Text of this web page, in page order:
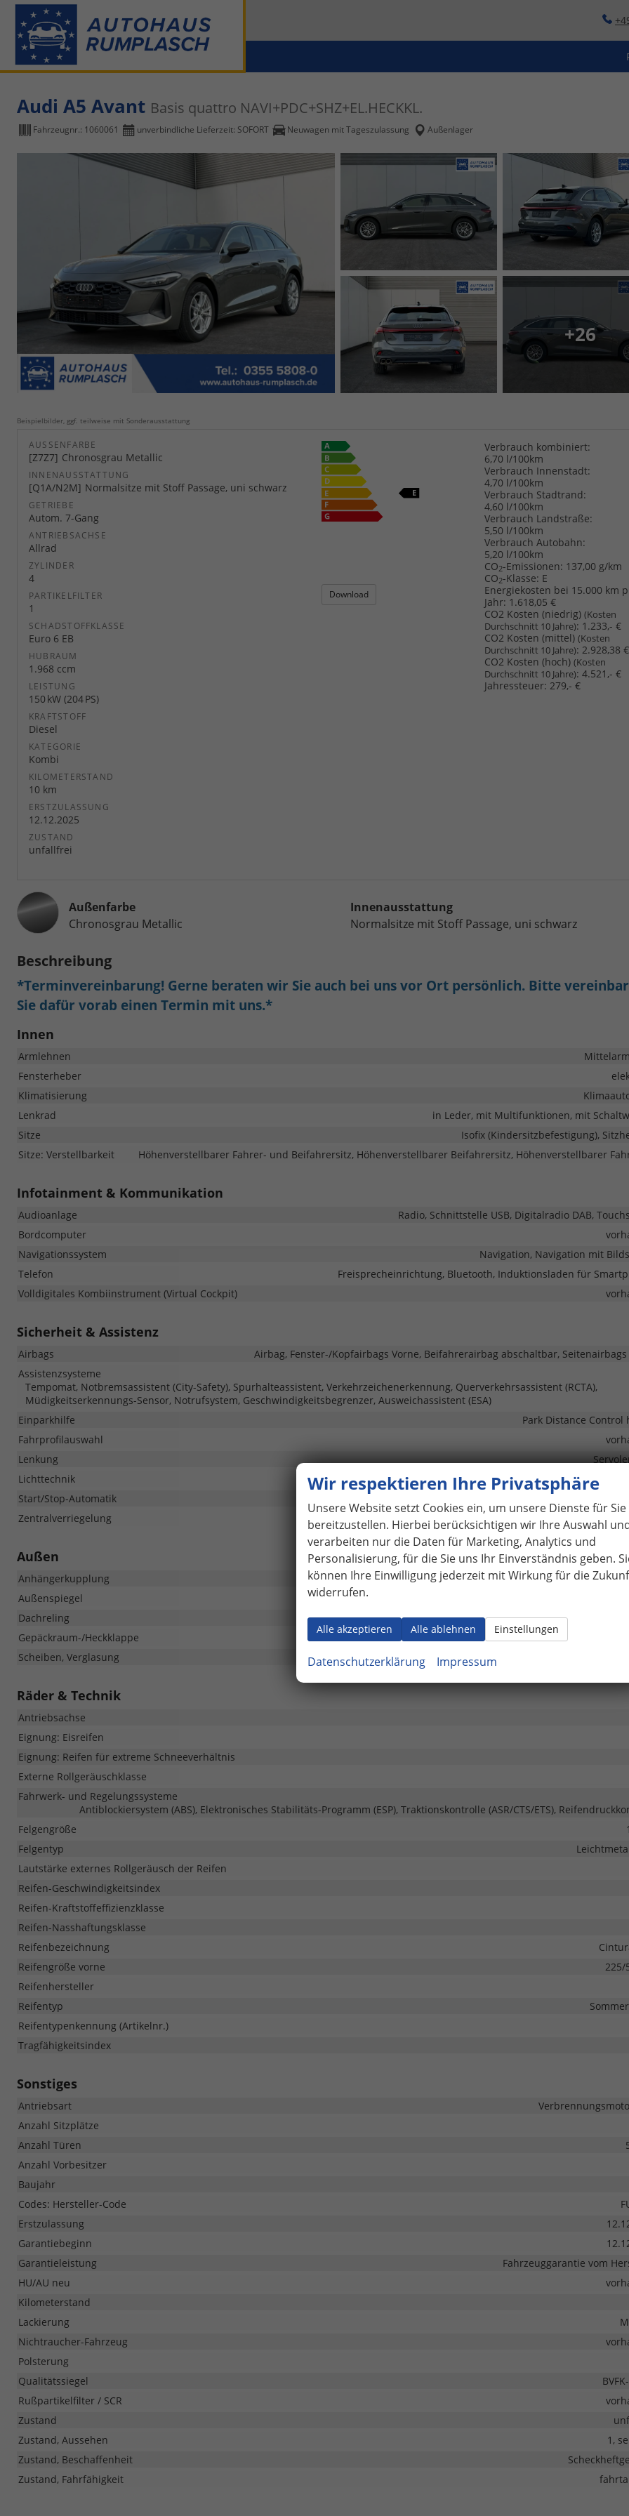
Audi A5 Avant Basis quattro NAVI+PDC+SHZ+EL.HECKKL.
Fahrzeugnr.: 1060061 unverbindliche Lieferzeit: SOFORT Neuwagen mit Tageszulassung Außenlager
+26
Beispielbilder, ggf. teilweise mit Sonderausstattung
AUSSENFARBE
Z7Z7 Chronosgrau Metallic
INNENAUSSTATTUNG
Q1A/N2M Normalsitze mit Stoff Passage, uni schwarz
GETRIEBE
Autom. 7-Gang
ANTRIEBSACHSE
Allrad
ZYLINDER
4
PARTIKELFILTER
1
SCHADSTOFFKLASSE
Euro 6 EB
HUBRAUM
1.968 ccm
LEISTUNG
150 kW (204 PS)
KRAFTSTOFF
Diesel
KATEGORIE
Kombi
KILOMETERSTAND
10 km
ERSTZULASSUNG
12.12.2025
ZUSTAND
unfallfrei
Verbrauch kombiniert:
6,70 l/100km
Verbrauch Innenstadt:
4,70 l/100km
Verbrauch Stadtrand:
4,60 l/100km
Verbrauch Landstraße:
5,50 l/100km
Verbrauch Autobahn:
5,20 l/100km
CO2-Emissionen: 137,00 g/km
CO2-Klasse: E
Download
Energiekosten bei 15.000 km
Jahr: 1.618,05 €
CO2 Kosten (niedrig) (Kosten
Durchschnitt 10 Jahre): 1.233,- €
CO2 Kosten (mittel) (Kosten
Durchschnitt 10 Jahre): 2.928,38 €
CO2 Kosten (hoch) (Kosten
Durchschnitt 10 Jahre): 4.521,- €
Jahressteuer: 279,- €
Außenfarbe
Chronosgrau Metallic
Innenausstattung
Normalsitze mit Stoff Passage, uni schwarz
Beschreibung
*Terminvereinbarung! Gerne beraten wir Sie auch bei uns vor Ort persönlich. Bitte
Sie dafür vorab einen Termin mit uns.*
Innen
Armlehnen
Fensterheber
Klimatisierung
Lenkrad
in Leder, mit Multifunktionen, mit
Sitze
Isofix (Kindersitzbefestigung),
Sitze: Verstellbarkeit
Höhenverstellbarer Fahrer- und Beifahrersitz, Höhenverstellbarer Beifahrersitz, Höhenverstellbarer
Infotainment & Kommunikation
Audioanlage
Radio, Schnittstelle USB, Digitalradio DAB,
Bordcomputer
Navigationssystem
Navigation, Navigation mit
Telefon
Freisprecheinrichtung, Bluetooth, Induktionsladen für
Volldigitales Kombiinstrument (Virtual Cockpit)
Sicherheit & Assistenz
Airbags
Airbag, Fenster-/Kopfairbags Vorne, Beifahrerairbag abschaltbar, Seitenairbags
Assistenzsysteme
Tempomat, Notbremsassistent (City-Safety), Spurhalteassistent, Verkehrzeichenerkennung, Querverkehrsassistent (RCTA),
Müdigkeitserkennungs-Sensor, Notrufsystem, Geschwindigkeitsbegrenzer, Ausweichassistent (ESA)
Einparkhilfe
Park Distance Control
Fahrprofilauswahl
Lenkung
Lichttechnik
Lichtsensor, LED-Rückleuchten, LED-Scheinwerfer, LED-
Start/Stop-Automatik
Zentralverriegelung
Zentralverriegelung, Zentralverriegelung mit
Außen
Anhängerkupplung
Außenspiegel
Außenspiegel beheizbar, Außenspiegel elektrisch
Dachreling
vorhanden,
Gepäckraum-/Heckklappe
Elektrische
Scheiben, Verglasung
Akustikverglasung,
Räder & Technik
Antriebsachse
Eignung: Eisreifen
Eignung: Reifen für extreme Schneeverhältnis
Externe Rollgeräuschklasse
Fahrwerk- und Regelungssysteme
Antiblockiersystem (ABS), Elektronisches Stabilitäts-Programm (ESP), Traktionskontrolle (ASR/CTS/ETS),
Felgengröße
Felgentyp
Lautstärke externes Rollgeräusch der Reifen
Reifen-Geschwindigkeitsindex
Reifen-Kraftstoffeffizienzklasse
Reifen-Nasshaftungsklasse
Reifenbezeichnung
Reifengröße vorne
225/
Reifenhersteller
Reifentyp
Reifentypenkennung (Artikelnr.)
Tragfähigkeitsindex
Sonstiges
Antriebsart
Anzahl Sitzplätze
Anzahl Türen
Anzahl Vorbesitzer
Baujahr
Codes: Hersteller-Code
Erstzulassung
Garantiebeginn
Garantieleistung
Fahrzeuggarantie vom
HU/AU neu
Kilometerstand
Lackierung
Nichtraucher-Fahrzeug
Polsterung
Qualitätssiegel
Rußpartikelfilter / SCR
Zustand
Zustand, Aussehen
1,
Zustand, Beschaffenheit
Zustand, Fahrfähigkeit
Wir respektieren Ihre Privatsphäre
Unsere Website setzt Cookies ein, um unsere Dienste für Sie
bereitzustellen. Hierbei berücksichtigen wir Ihre Auswahl
verarbeiten nur die Daten für Marketing, Analytics und
Personalisierung, für die Sie uns Ihr Einverständnis geben.
können Ihre Einwilligung jederzeit mit Wirkung für die
widerrufen.
Alle akzeptieren Alle ablehnen Einstellungen
Datenschutzerklärung Impressum